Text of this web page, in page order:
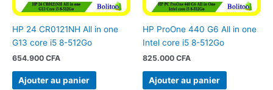
HP 24 CR0121NH All in one
G13 core i5 8-512Go
654.900 CFA
Ajouter au panier
HP ProOne 440 G6 All in one
Intel core i5 8-512Go
825.000 CFA
Ajouter au panier